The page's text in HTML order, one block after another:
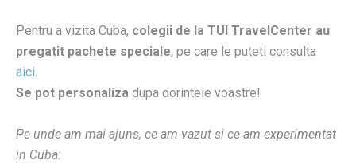
Pentru a vizita Cuba, colegii de la TUI TravelCenter au
pregatit pachete speciale, pe care le puteti consulta
aici.
Se pot personaliza dupa dorintele voastre!
Pe unde am mai ajuns, ce am vazut si ce am experimentat
in Cuba: